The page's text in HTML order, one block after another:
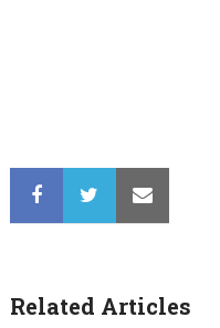
Related Articles